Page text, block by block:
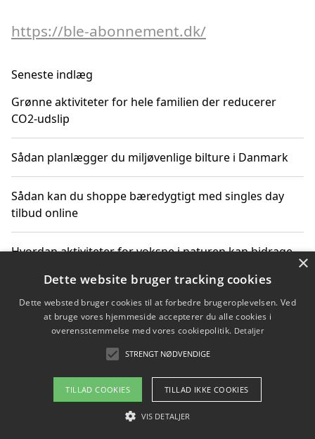
https://ble-abonnement.dk/
Seneste indlæg
Grønne aktiviteter for hele familien der reducerer
CO2-udslip
Sådan planlægger du miljøvenlige bilture i Danmark
Sådan kan du shoppe bæredygtigt med singles day
tilbud online
Hvordan aktiviteter for voksne i naturen kan bidrage
Sådan planlægger du dine vigtige datoer for CO2-
reduktion
Copyright 2026 - Pilanto Aps
Om / kontakt
×
Dette website bruger tracking cookies
Dette websted bruger cookies til at forbedre brugeroplevelsen. Ved
at bruge vores hjemmeside accepterer du alle cookies i
overensstemmelse med vores cookiepolitik. Detaljer
STRENGT NØDVENDIGE
TILLAD COOKIES TILLAD IKKE COOKIES
VIS DETALJER